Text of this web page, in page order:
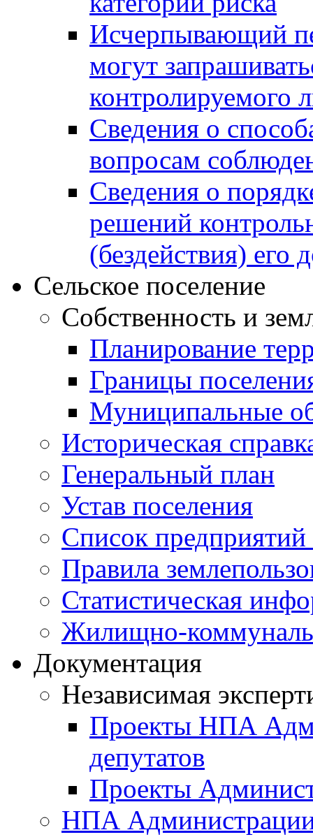
Исчерпывающий
могут
контролируемого
Сведения о
вопросам
Сведения о
решений
(бездействия) его
Сельское поселение
Собственность и
Планирование
Границы
Муниципальные
Историческая
Генеральный план
Устав поселения
Список предприятий
Правила
Статистическая
Жилищно-
Документация
Независимая
Проекты НПА
депутатов
Проекты
НПА